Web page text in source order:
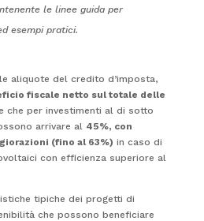
le linee guida per
esempi pratici.
aliquote del credito d’imposta,
fiscale netto sul totale delle
che per investimenti al di sotto
arrivare al 45%, con
(fino al 63%) in caso di
con efficienza superiore al
tipiche dei progetti di
che possono beneficiare